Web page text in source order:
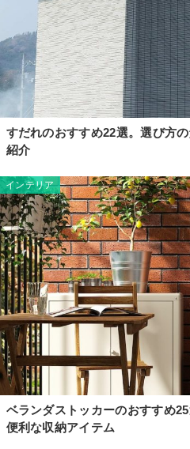
すだれのおすすめ22選。選び方
紹介
インテリア
ベランダストッカーのおすすめ
便利な収納アイテム